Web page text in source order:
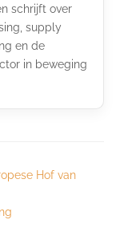
schrijft over
supply
en de
in beweging
Hof van